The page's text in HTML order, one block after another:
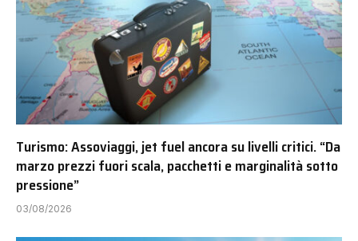
Turismo: Assoviaggi, jet fuel ancora su livelli critici. “Da
marzo prezzi fuori scala, pacchetti e marginalità sotto
pressione”
03/08/2026